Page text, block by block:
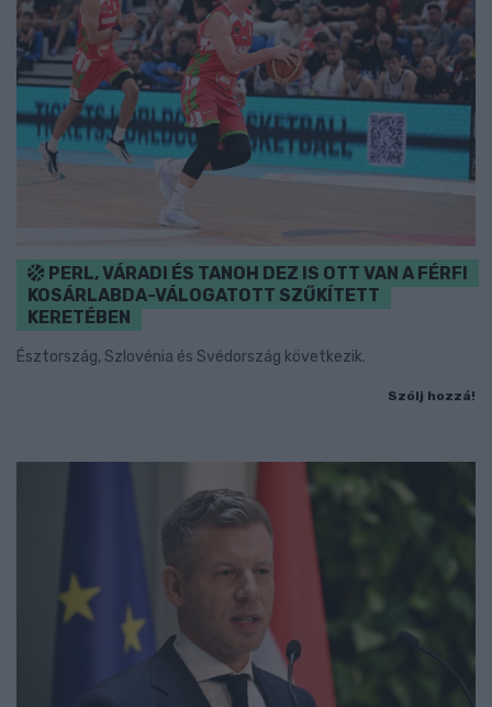
PERL, VÁRADI ÉS TANOH DEZ IS OTT VAN A FÉRFI
KOSÁRLABDA-VÁLOGATOTT SZŰKÍTETT
KERETÉBEN
Észtország, Szlovénia és Svédország következik.
Szólj hozzá!